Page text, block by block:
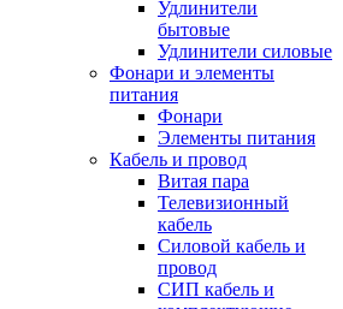
Удлинители
бытовые
Удлинители силовые
Фонари и элементы
питания
Фонари
Элементы питания
Кабель и провод
Витая пара
Телевизионный
кабель
Силовой кабель и
провод
СИП кабель и